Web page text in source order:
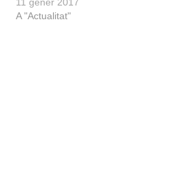
comunitat educativa de
l’escola Simó Ballester es
11 gener 2017
A "Actualitat"